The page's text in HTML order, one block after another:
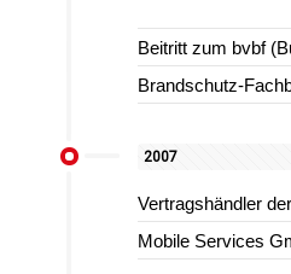
Beitritt zum bvbf
Brandschutz-
2007
Vertragshändler
Mobile Services